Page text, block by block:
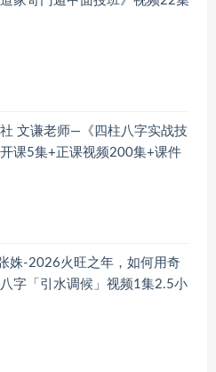
文谦老师—《四柱八字实战技
课5集+正课视频200集+课件
姝-2026火旺之年，如何用奇
字「引水调候」视频1集2.5小